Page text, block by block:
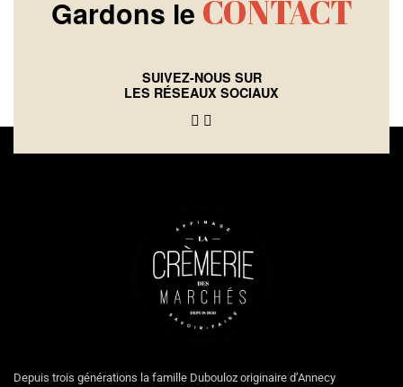
Gardons le CONTACT
SUIVEZ-NOUS SUR
LES RÉSEAUX SOCIAUX
Depuis trois générations la famille Dubouloz originaire d’Annecy